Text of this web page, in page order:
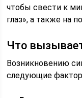
чтобы свести к
глаз», а также на
Что
Возникновению
следующие